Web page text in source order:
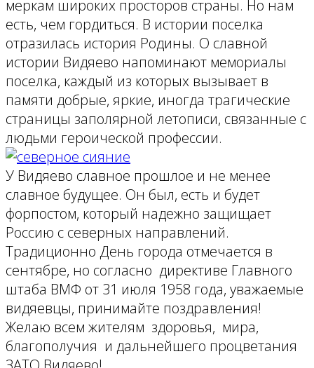
меркам широких просторов страны. Но нам
есть, чем гордиться. В истории поселка
отразилась история Родины. О славной
истории Видяево напоминают мемориалы
поселка, каждый из которых вызывает в
памяти добрые, яркие, иногда трагические
страницы заполярной летописи, связанные с
людьми героической профессии.
У Видяево славное прошлое и не менее
славное будущее. Он был, есть и будет
форпостом, который надежно защищает
Россию с северных направлений.
Традиционно День города отмечается в
сентябре, но согласно директиве Главного
штаба ВМФ от 31 июля 1958 года, уважаемые
видяевцы, принимайте поздравления!
Желаю всем жителям здоровья, мира,
благополучия и дальнейшего процветания